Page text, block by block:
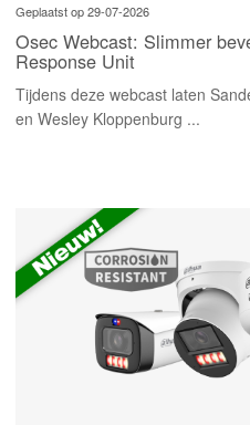
Geplaatst op 29-07-2026
Osec Webcast: Slimmer
Response Unit
Tijdens deze webcast laten
en Wesley Kloppenburg ...